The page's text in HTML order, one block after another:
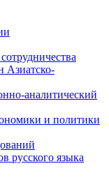
Азиатско-
аналитический
и политики
русского языка